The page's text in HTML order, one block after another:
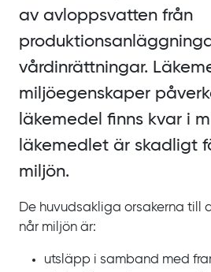
av avloppsvatten från
vårdinrättningar.
miljöegenskaper
läkemedel finns kvar i
läkemedlet är skadligt
miljön.
De huvudsakliga orsakerna till
når miljön är:
utsläpp i samband med